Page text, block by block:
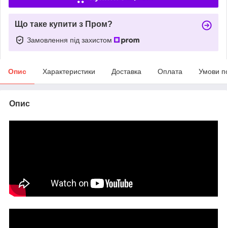
Що таке купити з Пром?
Замовлення під захистом
Опис Характеристики Доставка Оплата Умови
Опис